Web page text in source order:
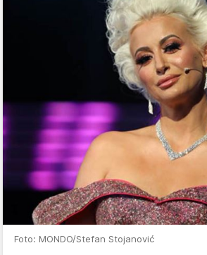
Foto: MONDO/Stefan Stojanović